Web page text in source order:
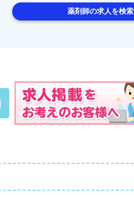
薬剤師の求人を検索